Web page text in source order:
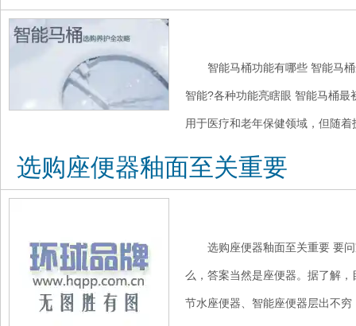
智能马桶功能有哪些 智能马
智能?各种功能亮瞎眼 智能马桶
用于医疗和老年保健领域，但随
选购座便器釉面至关重要
选购座便器釉面至关重要 要
么，答案当然是座便器。据了解
节水座便器、智能座便器层出不穷